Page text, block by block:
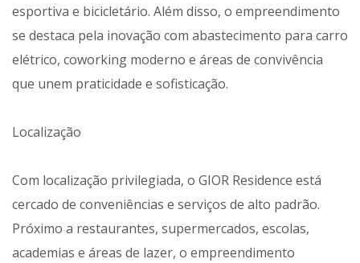
esportiva e bicicletário. Além disso, o empreendimento
se destaca pela inovação com abastecimento para carro
elétrico, coworking moderno e áreas de convivência
que unem praticidade e sofisticação.
Localização
Com localização privilegiada, o GIOR Residence está
cercado de conveniências e serviços de alto padrão.
Próximo a restaurantes, supermercados, escolas,
academias e áreas de lazer, o empreendimento